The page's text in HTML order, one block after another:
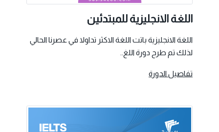
اللغة الانجليزية للمبتدئين
اللغة الانجليزية باتت اللغة الاكثر تداولا في عصرنا الحالي
لذلك تم طرح دورة اللغ..
تفاصيل الدورة